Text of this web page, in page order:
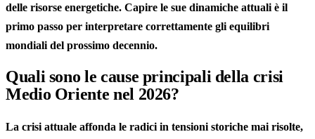
delle risorse energetiche. Capire le sue dinamiche attuali è il
primo passo per interpretare correttamente gli equilibri
mondiali del prossimo decennio.
Quali sono le cause principali della crisi
Medio Oriente nel 2026?
La crisi attuale affonda le radici in tensioni storiche mai risolte,